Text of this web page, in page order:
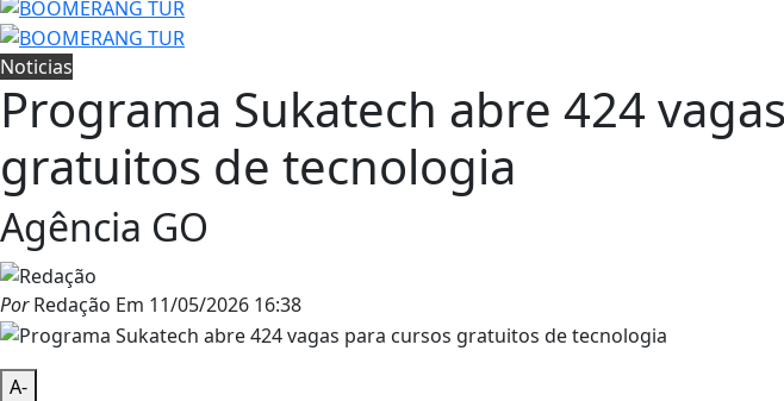
Noticias
Programa Sukatech abre 424
gratuitos de tecnologia
Agência GO
PorRedação Em 11/05/2026 16:38
A-